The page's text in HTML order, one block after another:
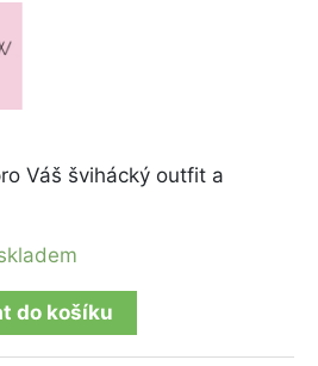
Váš švihácký outfit a
do košíku